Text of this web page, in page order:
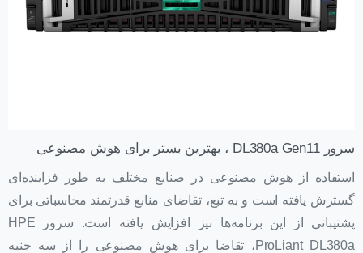
سرور DL380a Gen11 ، بهترین بستر برای هوش مصنوعی
استفاده از هوش مصنوعی در صنایع مختلف به طور فزاینده‌ای
گسترش یافته است و به تبع، تقاضای منابع قدرتمند محاسباتی برای
پشتیبانی از این برنامه‌ها نیز افزایش یافته است. سرور HPE
ProLiant DL380a، تقاضا برای هوش مصنوعی را از سه جنبه